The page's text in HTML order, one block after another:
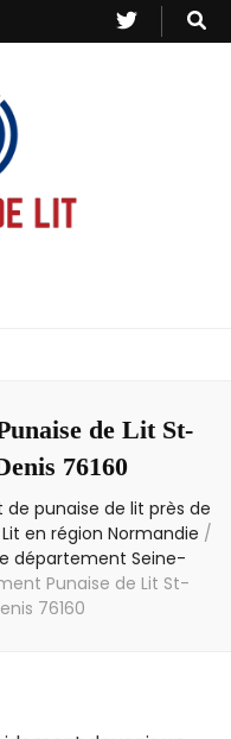
de Lit St-
76160
punaise de lit près de
en région Normandie /
département Seine-
Punaise de Lit St-
76160